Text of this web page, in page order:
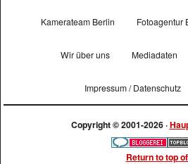
Kamerateam Berlin Fotoagentur
Wir über uns Mediadaten
Impressum / Datenschutz
Copyright © 2001-2026 ·
Return to top